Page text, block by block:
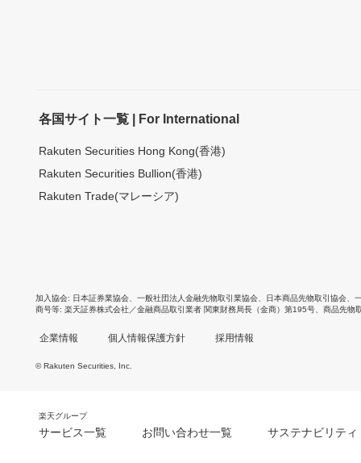
各国サイト一覧 | For International
Rakuten Securities Hong Kong(香港)
Rakuten Securities Bullion(香港)
Rakuten Trade(マレーシア)
加入協会 日本証券業協会 一般社団法人金融先物取引業協会 日本商品先物取引協会
商号等 楽天証券株式会社／金融商品取引業者 関東財務局長（金商）第195号、商品先物
企業情報 個人情報保護方針 採用情報
© Rakuten Securities, Inc.
楽天グループ
サービス一覧 お問い合わせ一覧 サステナビリティ